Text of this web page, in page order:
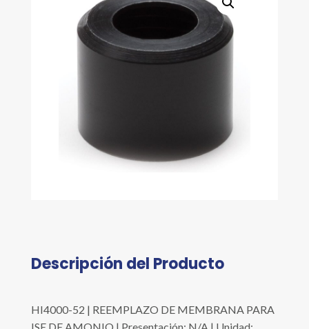
Descripción del Producto
HI4000-52 | REEMPLAZO DE MEMBRANA PARA